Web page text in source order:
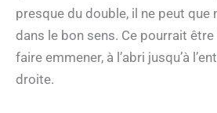
presque du double, il ne peut que
dans le bon sens. Ce pourrait être
faire emmener, à l’abri jusqu’à
droite.